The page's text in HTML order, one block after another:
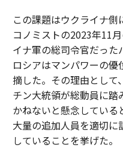
この課題はウクライナ
コノミストの2023年11
イナ軍の総司令官だった
ロシアはマンパワーの
摘した。その理由として
チン大統領が総動員に踏
かねないと懸念してい
大量の追加人員を適切
していることを挙げた。